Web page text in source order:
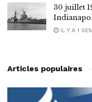
30 juillet
IL Y A 1
Articles populaires